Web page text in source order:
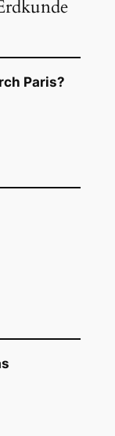
Paris?